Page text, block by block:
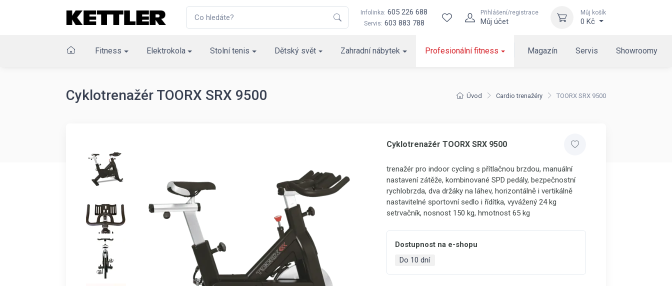
Infolinka: 605 226 688
Servis: 603 883 788
Přihlášení/registrace
Můj účet
Můj košík
0 Kč
Fitness Elektrokola Stolní tenis Dětský svět Zahradní nábytek Profesionální fitness Magazín Servis Showroomy
Úvod Cardio trenažéry TOORX SRX 9500
Cyklotrenažér TOORX SRX 9500
Cyklotrenažér TOORX SRX 9500
trenažér pro indoor cycling s přítlačnou brzdou, manuální
nastavení zátěže, kombinované SPD pedály, bezpečnostní
rychlobrzda, dva držáky na láhev, horizontálně i vertikálně
nastavitelné sportovní sedlo i řídítka, vyvážený 24 kg
setrvačník, nosnost 150 kg, hmotnost 65 kg
Dostupnost na e-shopu
Do 10 dní